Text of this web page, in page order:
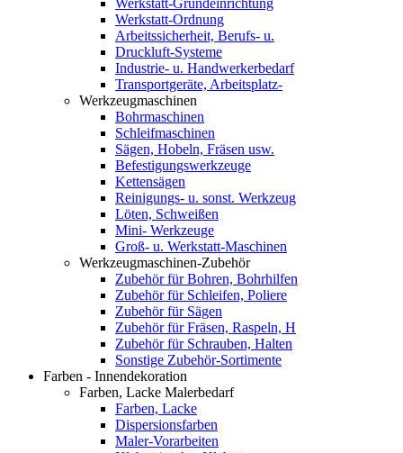
Werkstatt-Grundeinrichtung
Werkstatt-Ordnung
Arbeitssicherheit, Berufs- u.
Druckluft-Systeme
Industrie- u. Handwerkerbedarf
Transportgeräte, Arbeitsplatz-
Werkzeugmaschinen
Bohrmaschinen
Schleifmaschinen
Sägen, Hobeln, Fräsen usw.
Befestigungswerkzeuge
Kettensägen
Reinigungs- u. sonst. Werkzeug
Löten, Schweißen
Mini- Werkzeuge
Groß- u. Werkstatt-Maschinen
Werkzeugmaschinen-Zubehör
Zubehör für Bohren, Bohrhilfen
Zubehör für Schleifen, Poliere
Zubehör für Sägen
Zubehör für Fräsen, Raspeln, H
Zubehör für Schrauben, Halten
Sonstige Zubehör-Sortimente
Farben - Innendekoration
Farben, Lacke Malerbedarf
Farben, Lacke
Dispersionsfarben
Maler-Vorarbeiten